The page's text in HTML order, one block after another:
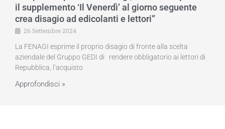
il supplemento ‘Il Venerdì’ al giorno seguente
crea disagio ad edicolanti e lettori”
26 Settembre 2024
La FENAGI esprime il proprio disagio di fronte alla scelta
aziendale del Gruppo GEDI di rendere obbligatorio ai lettori di
Repubblica, l’acquisto
Approfondisci »